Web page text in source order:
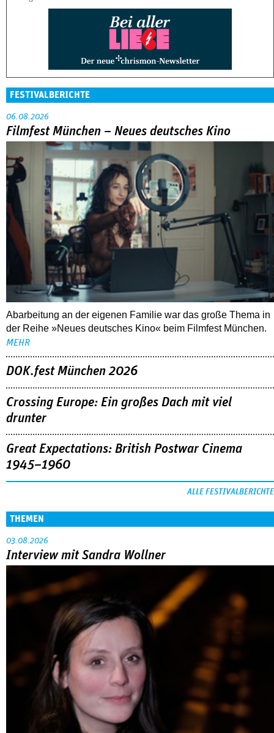
FESTIVALBERICHTE
06.08.2026
Filmfest München – Neues deutsches Kino
Abarbeitung an der eigenen Familie war das große Thema in
der Reihe »Neues deutsches Kino« beim Filmfest München.
MEHR
DOK.fest München 2026
Crossing Europe: Ein großes Dach mit viel
drunter
Great Expectations: British Postwar Cinema
1945–1960
ALLE FESTIVALBERICHTE
THEMEN
03.08.2026
Interview mit Sandra Wollner